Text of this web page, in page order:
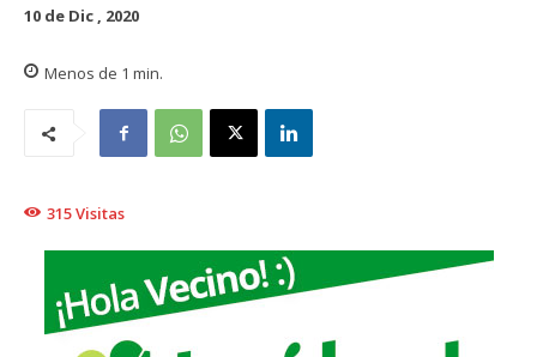
10 de Dic , 2020
Menos de 1 min.
315Visitas